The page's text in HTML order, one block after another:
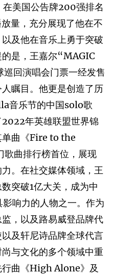
美国公告牌200强排名
量，充分展现了他在不
及他在音乐上勇于突破
是，王嘉尔“MAGIC
回演唱会门票一经发售
瞩目。他更是创造了历
音乐节的中国solo歌
年英雄联盟世界锦
单曲《Fire to the
歌曲排行榜首位，展现
。在社交媒体领域，王
突破1亿大关，成为中
响力的人物之一。作为
，以及路易威登品牌代
及轩尼诗品牌全球代言
与文化的多个领域中重
行曲《High Alone》及